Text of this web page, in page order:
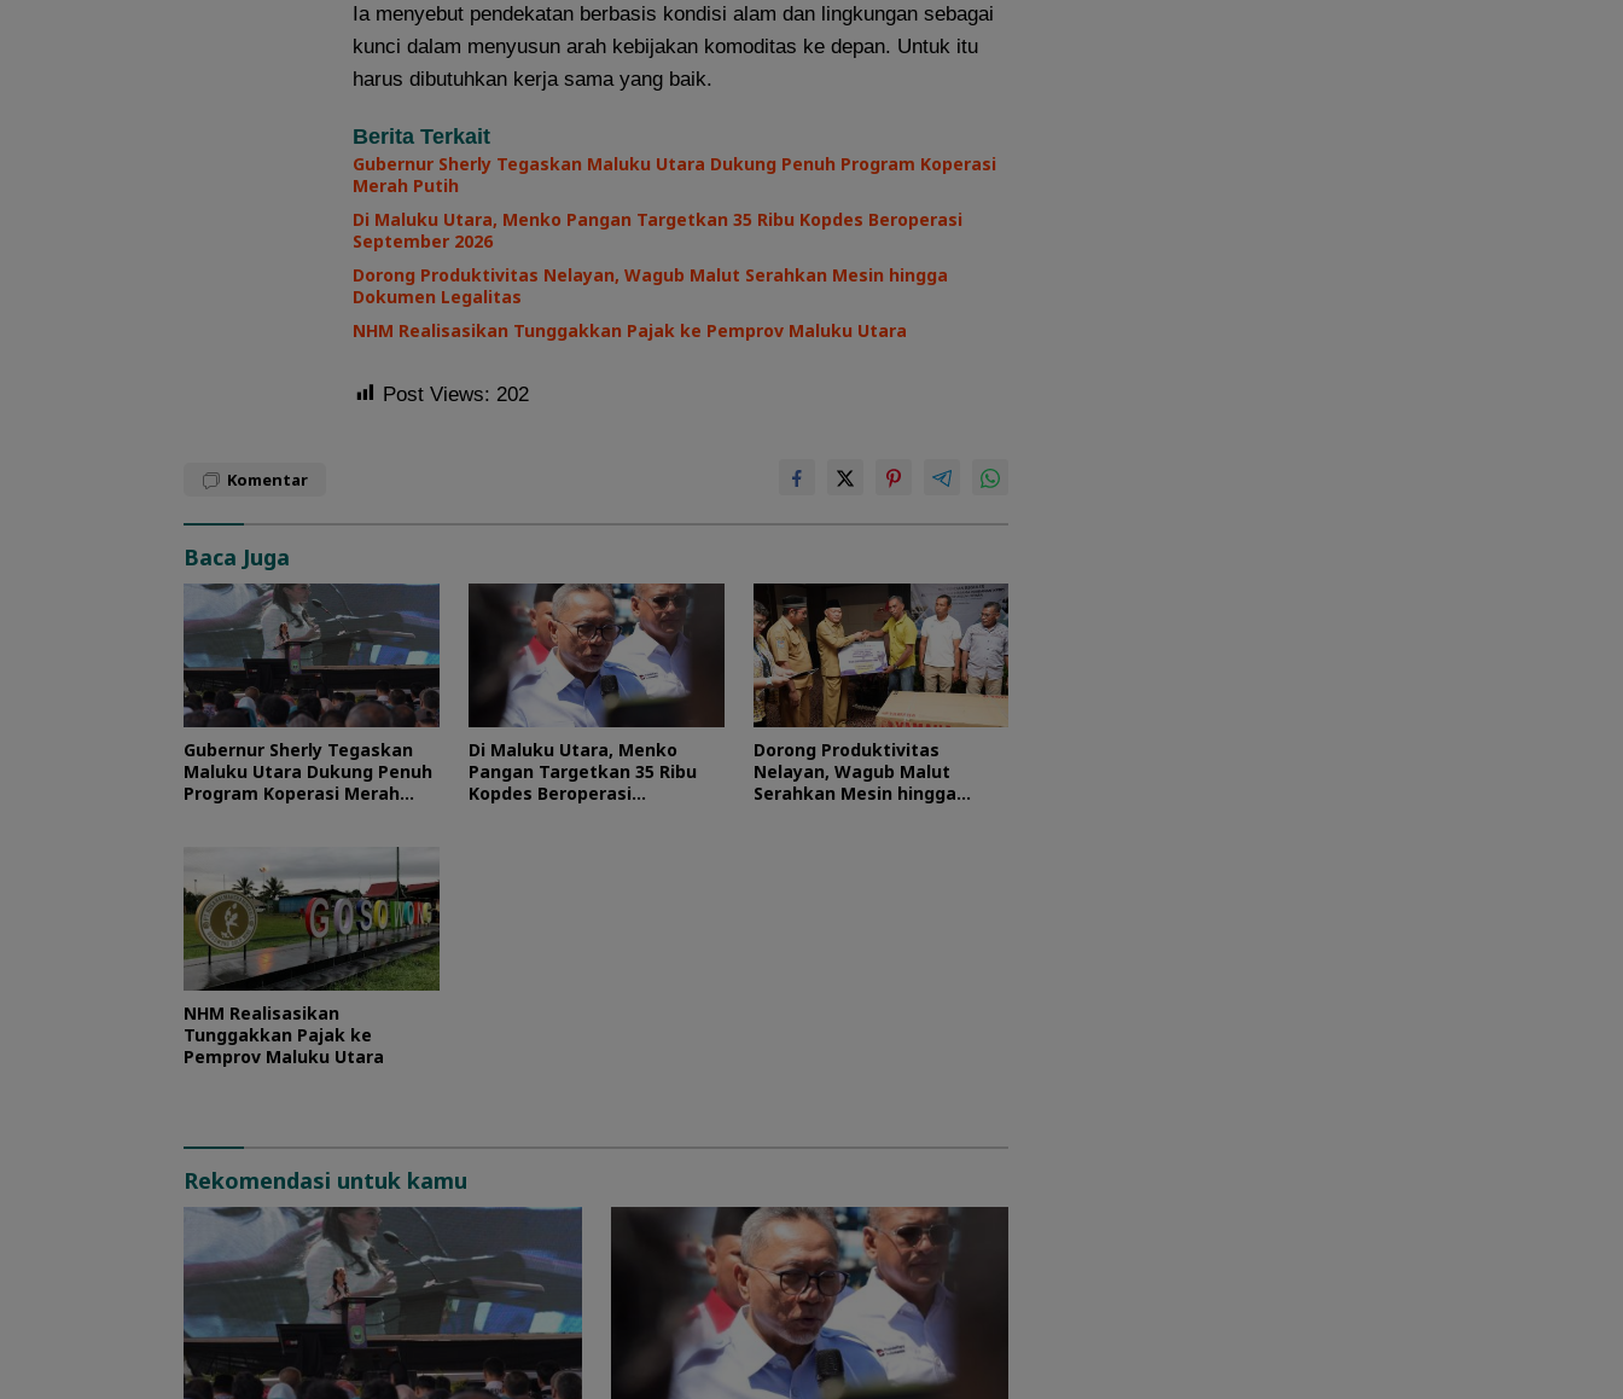
Ia menyebut pendekatan berbasis kondisi alam dan lingkungan sebagai
kunci dalam menyusun arah kebijakan komoditas ke depan. Untuk itu
harus dibutuhkan kerja sama yang baik.
Berita Terkait
Gubernur Sherly Tegaskan Maluku Utara Dukung Penuh Program Koperasi
Merah Putih
Di Maluku Utara, Menko Pangan Targetkan 35 Ribu Kopdes Beroperasi
September 2026
Dorong Produktivitas Nelayan, Wagub Malut Serahkan Mesin hingga
Dokumen Legalitas
NHM Realisasikan Tunggakkan Pajak ke Pemprov Maluku Utara
Post Views: 202
Komentar
Baca Juga
Gubernur Sherly Tegaskan
Maluku Utara Dukung Penuh
Program Koperasi Merah
Di Maluku Utara, Menko
Pangan Targetkan 35 Ribu
Kopdes Beroperasi
Dorong Produktivitas
Nelayan, Wagub Malut
Serahkan Mesin hingga
NHM Realisasikan
Tunggakkan Pajak ke
Pemprov Maluku Utara
Rekomendasi untuk kamu